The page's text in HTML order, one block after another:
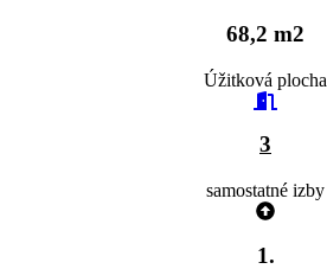
68,2 m2
Úžitková plocha
3
samostatné izby
1.